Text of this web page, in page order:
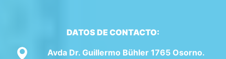
DATOS DE CONTACTO:
Avda Dr. Guillermo Bühler 1765 Osorno.